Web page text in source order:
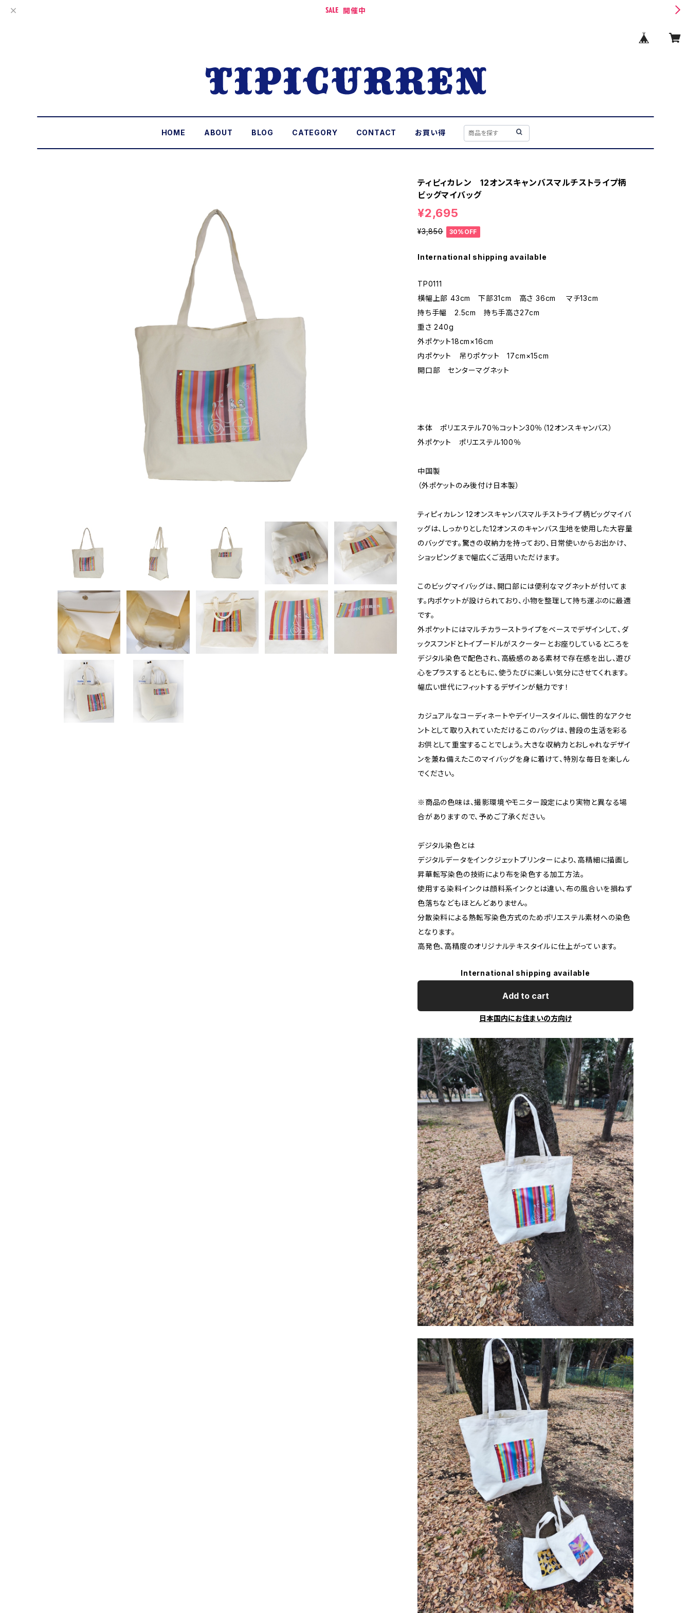
開催中
HOME ABOUT BLOG CATEGORY CONTACT お買い得
ティピィカレン 12オンスキャンバスマルチストライプ柄
ビッグマイバッグ
¥2,695
¥3,850 30%OFF
International shipping available
TP0111
横幅上部 43cm 下部31cm 高さ 36cm マチ13cm
持ち手幅 2.5cm 持ち手高さ27cm
重さ 240g
外ポケット18cm×16cm
内ポケット 吊りポケット 17cm×15cm
開口部 センターマグネット
本体 ポリエステル70％コットン30％（12オンスキャンバス）
外ポケット ポリエステル100％
中国製
（外ポケットのみ後付け日本製）
ティピィカレン 12オンスキャンバスマルチストライプ柄ビッグマイバ
ッグは、しっかりとした12オンスのキャンバス生地を使用した大容量
のバッグです。驚きの収納力を持っており、日常使いからお出かけ、
ショッピングまで幅広くご活用いただけます。
このビッグマイバッグは、開口部には便利なマグネットが付いてま
す。内ポケットが設けられており、小物を整理して持ち運ぶのに最適
です。
外ポケットにはマルチカラーストライプをベースでデザインして、ダ
ックスフンドとトイプードルがスクーターとお座りしているところを
デジタル染色で配色され、高級感のある素材で存在感を出し、遊び
心をプラスするとともに、使うたびに楽しい気分にさせてくれます。
幅広い世代にフィットするデザインが魅力です！
カジュアルなコーディネートやデイリースタイルに、個性的なアクセ
ントとして取り入れていただけるこのバッグは、普段の生活を彩る
お供として重宝することでしょう。大きな収納力とおしゃれなデザイ
ンを兼ね備えたこのマイバッグを身に着けて、特別な毎日を楽しん
でください。
※商品の色味は、撮影環境やモニター設定により実物と異なる場
合がありますので、予めご了承ください。
デジタル染色とは
デジタルデータをインクジェットプリンターにより、高精細に描画し
昇華転写染色の技術により布を染色する加工方法。
使用する染料インクは顔料系インクとは違い、布の風合いを損ねず
色落ちなどもほとんどありません。
分散染料による熱転写染色方式のためポリエステル素材への染色
となります。
高発色、高精度のオリジナルテキスタイルに仕上がっています。
International shipping available
Add to cart
日本国内にお住まいの方向け